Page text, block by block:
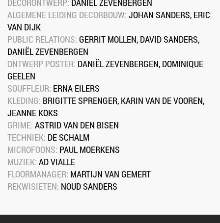
ALGEMENE LEIDING DECORBOUW: JOHAN SANDERS, ERIC
VAN DIJK
PUBLIC RELATIONS: GERRIT MOLLEN, DAVID SANDERS,
DANIËL ZEVENBERGEN
ONTWERP POSTER: DANIËL ZEVENBERGEN, DOMINIQUE
GEELEN
SOUFFLEUR: ERNA EILERS
KLEDING: BRIGITTE SPRENGER, KARIN VAN DE VOOREN,
JEANNE KOKS
GRIME: ASTRID VAN DEN BISEN
TECHNIEK: DE SCHALM
MICROFOONS: PAUL MOERKENS
MUZIEK: AD VIALLE
FLOORMANAGER: MARTIJN VAN GEMERT
REKWISIETEN: NOUD SANDERS